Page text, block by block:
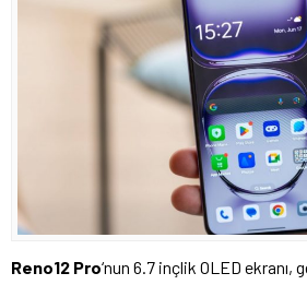
Reno12 Pro‘nun 6.7 inçlik OLED ekranı,